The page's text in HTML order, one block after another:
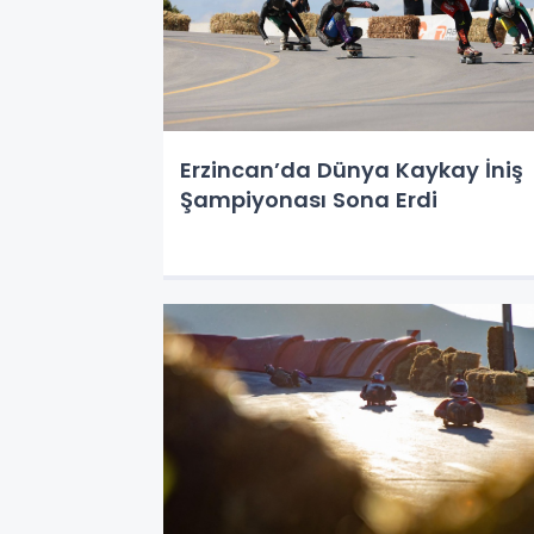
Erzincan’da Dünya Kaykay İniş
Şampiyonası Sona Erdi